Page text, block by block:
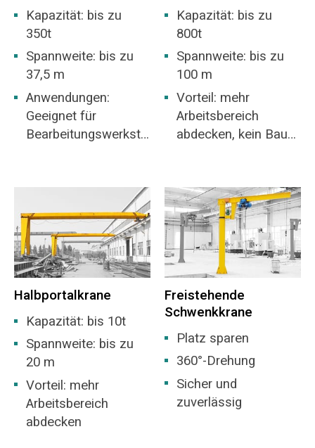
Kapazität: bis zu
350t
Spannweite: bis zu
37,5 m
Anwendungen:
Geeignet für
Bearbeitungswerkstä
Lager, Kraftwerke,
Werkstätten der
Leicht- und
Textilindustrie,
Werkstätten der
Lebensmittelindustri
e.
Kapazität: bis zu
800t
Spannweite: bis zu
100 m
Vorteil: mehr
Arbeitsbereich
abdecken, kein Bau
Halbportalkrane
Kapazität: bis 10t
Spannweite: bis zu
20 m
Vorteil: mehr
Arbeitsbereich
abdecken
Freistehende
Schwenkkrane
Platz sparen
360°-Drehung
Sicher und
zuverlässig